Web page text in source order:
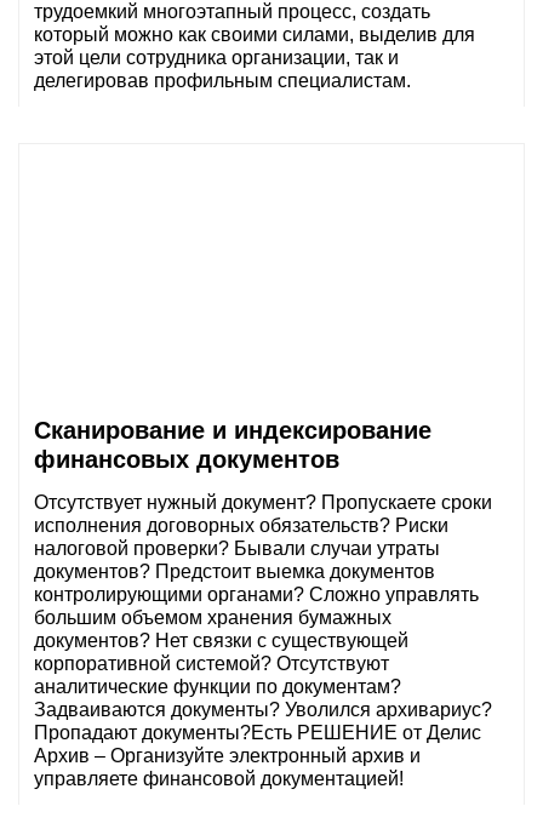
трудоемкий многоэтапный процесс, создать
который можно как своими силами, выделив для
этой цели сотрудника организации, так и
делегировав профильным специалистам.
Сканирование и индексирование
финансовых документов
Отсутствует нужный документ? Пропускаете сроки
исполнения договорных обязательств? Риски
налоговой проверки? Бывали случаи утраты
документов? Предстоит выемка документов
контролирующими органами? Сложно управлять
большим объемом хранения бумажных
документов? Нет связки с существующей
корпоративной системой? Отсутствуют
аналитические функции по документам?
Задваиваются документы? Уволился архивариус?
Пропадают документы?Есть РЕШЕНИЕ от Делис
Архив – Организуйте электронный архив и
управляете финансовой документацией!